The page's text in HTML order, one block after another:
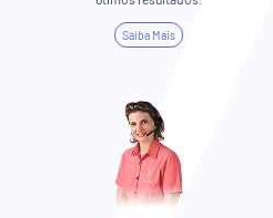
Saiba Mais